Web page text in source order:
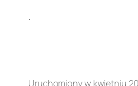
.
Uruchomiony w kwietniu